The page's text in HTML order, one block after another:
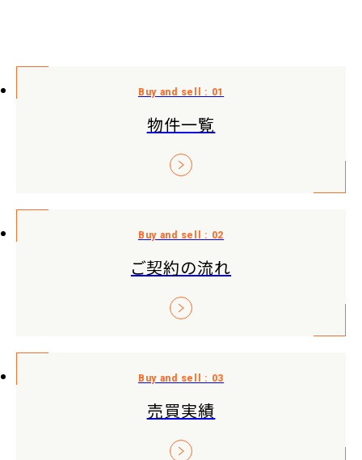
物件一覧
ご契約の流れ
売買実績